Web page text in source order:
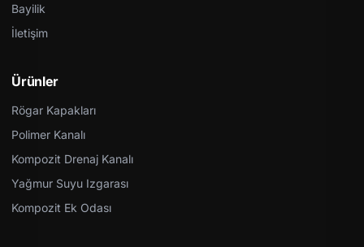
Bayilik
İletişim
Ürünler
Rögar Kapakları
Polimer Kanalı
Kompozit Drenaj Kanalı
Yağmur Suyu Izgarası
Kompozit Ek Odası